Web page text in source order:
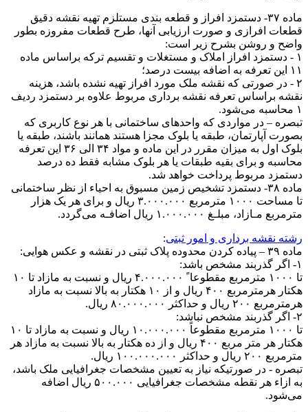
ماده ۳۷- دستمزد افراز و قطعه بندی مستلزم تهیه نقشه دقیق
قطعات افرازی و صورت ارزیابی آنها، طرح قطعات مفروزه بطور
واضح و روشن بشرح زیر است:
۱ - دستمزد افراز املاک و مستغلات و تقسیم ترکه براساس ماده
۱۱ این تعرفه به اضافه بیست درصد؛
۲ - در صورتی که نقشه ملک مورد افراز تهیه نشده باشد، هزینه
نقشه براساس تعرفه نقشه برداری مربوط علاوه بر دستمزد ردیف
۱ محاسبه می‌شود.
تبصره – در مواردی که واحد‌های ساختمانی با هر نوع کاربری که
بصورت آپارتمان، طبقه یا بلوک مجزا هستند همانند باشند، طبقه یا
بلوک اول به میزان مقرر در این ماده و مواد ۳۴ الی ۳۶ این تعرفه
محاسبه و برای بقیه طبقات یا هر بلوک مشابه فقط ده درصد
دستمزد مربوط پرداخت خواهد شد.
ماده ۳۸- دستمزد تشخیص زمین مسبوق به احیاء از نظر ساختمانی
تا مساحت ۱۰۰۰ مترمربع ۳.۰۰۰.۰۰۰ ریال و برای هر یک هزار
مترمربع مـازاد، مبلـغ ۱.۰۰۰.۰۰۰ ریال اضافـه می‌گردد.
رشته نقشه برداری و امور ثبتی:
ماده ۳۹ – پیاده کردن محدوده پلاک ثبتی در نقشه و عکس هوایی:
۱- اگر گذربند مشخص باشد:
تا ۱۰۰۰ مترمربع مقطوعا ً ۴.۰۰۰.۰۰۰ ریال و نسبت به مازاد تا ۱۰
هکتار هرمترمربع ۴۰۰ ریال و از ۱۰ هکتار به بالا نسبت به مازاد
هرمترمربع ۲۰۰ ریال و حداکثر ۸۰.۰۰۰.۰۰۰ ریال.
۲- اگر گذربند مشخص نباشد:
تا ۱۰۰۰ مترمربع مقطوعاً ۱۰.۰۰۰.۰۰۰ ریال و نسبت به مازاد تا ۱۰
هکتار هر متر مربع ۴۰۰ ریال و از ده هکتار به بالا نسبت به مازاد هر
مترمربع ۲۰۰ ریال و حداکثر ۱۰۰.۰۰۰.۰۰۰ ریال.
تبصره - در صورتیکه نیاز به تعیین مشخصات جغرافیايی ملک باشد،
به ازاء هر نقطه مشخصات جغرافیایی ۵۰۰.۰۰۰ ریال اضافه
می‌شود.